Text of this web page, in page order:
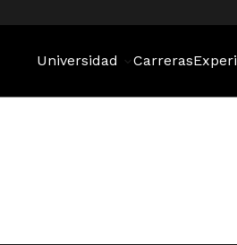
Universidad Carreras